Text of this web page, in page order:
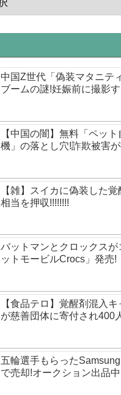
中国Z世代「偽装マタニテ
ブームの謎!妊娠前に撮影
【中国の闇】無料「ペッ
機」の落とし穴!詐欺被害
【雑】スイカに偽装した覚
相当を押収!!!!!!!!
バットマンとクロックスが
ットモービルCrocs」発売!
【食品テロ】覚醒剤混入
が慈善団体に寄付され400
五輪選手もらった
で売却!オークション出品中